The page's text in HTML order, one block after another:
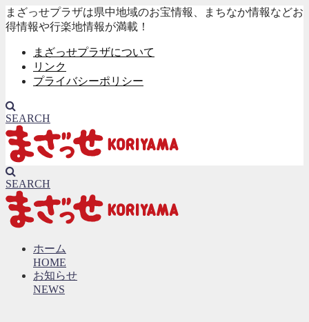
まざっせプラザは県中地域のお宝情報、まちなか情報などお
得情報や行楽地情報が満載！
まざっせプラザについて
リンク
プライバシーポリシー
SEARCH
SEARCH
ホーム
HOME
お知らせ
NEWS